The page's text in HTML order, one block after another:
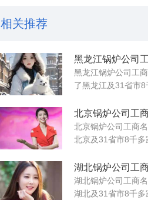
相关推荐
黑龙江锅炉公司
黑龙江锅炉公司工
了黑龙江及31省市8
北京锅炉公司工
北京锅炉公司工商
北京及31省市8千多
湖北锅炉公司工
湖北锅炉公司工商
湖北及31省市8千多